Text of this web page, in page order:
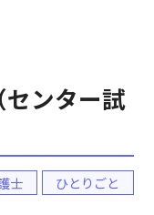
ンター試
士 ひとりごと